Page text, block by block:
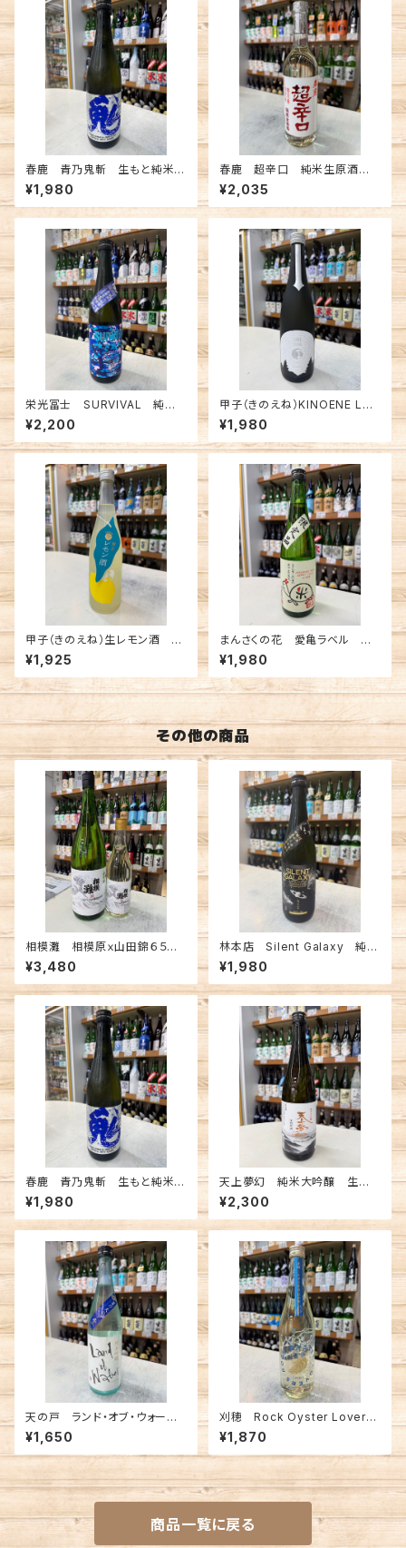
春鹿 青乃鬼斬 生もと純米超
辛口 生原酒 720ml
¥1,980
春鹿 超辛口 純米生原酒 7
20ml
¥2,035
栄光冨士 SURVIVAL 純米
大吟醸無濾過生原酒 720ml
¥2,200
甲子（きのえね）KINOENE LO
DESTAR 純米吟醸 720ml
¥1,980
甲子（きのえね）生レモン酒 72
0ml
¥1,925
まんさくの花 愛亀ラベル 純
米吟醸 一度火入れ原酒 72
0ml
¥1,980
その他の商品
相模灘 相模原ｘ山田錦６５
火入 純米酒 1800ml
¥3,480
林本店 Silent Galaxy 純米
大吟醸 無濾過生原酒 720m
l¥1,980
春鹿 青乃鬼斬 生もと純米超
辛口 生原酒 720ml
¥1,980
天上夢幻 純米大吟醸 生詰
熟成 720ml
¥2,300
天の戸 ランド・オブ・ウォータ
ー 純米吟醸生酒 720ml
¥1,650
刈穂 Rock Oyster Lovers
純米酒 720ml
¥1,870
商品一覧に戻る